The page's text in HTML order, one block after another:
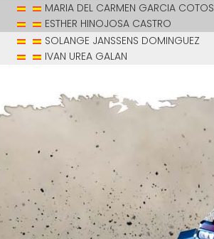
MARIA DEL CARMEN GARCIA COTOS
ESTHER HINOJOSA CASTRO
SOLANGE JANSSENS DOMINGUEZ
IVAN UREA GALAN